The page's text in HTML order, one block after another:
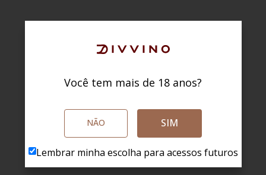
Você tem mais de 18 anos?
NÃO SIM
Lembrar minha escolha para acessos futuros